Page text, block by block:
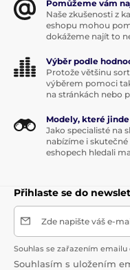
Pomůžeme vám
Naše zkušenosti z
eshopu mohou
dokážeme najít to
Výběr podle
Protože většinu
výběrem pomoci
na stránkách nebo
Modely, které
Jako specialisté na
nabízíme i
eshopech hledali
Přihlaste se do
Zde napište váš e-
Souhlas se zařazením emailu
Souhlasím s uložením